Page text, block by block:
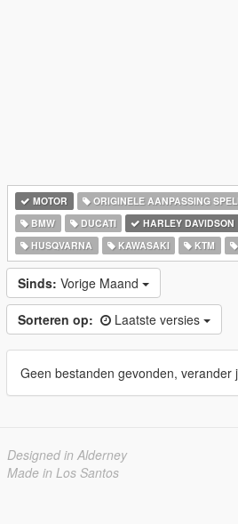
MOTOR ORIGINELE AANPASSING
BMW
DUCATI HARLEY DAVIDSON
HUSQVARNA
KAWASAKI KTM
Sinds: Vorige Maand
Sorteren op: Laatste versies
Geen bestanden gevonden, verander
Designed in Alderney
Made in Los Santos